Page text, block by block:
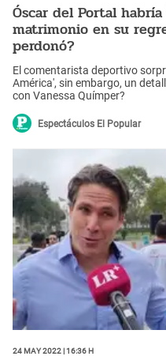
Óscar del Portal
matrimonio en su
perdonó?
El comentarista deportivo
América', sin embargo, un
con Vanessa Químper?
Espectáculos El Popular
24 May 2022 | 16:36 h